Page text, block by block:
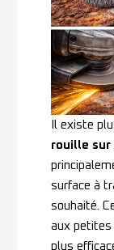
Il existe
rouille sur
surface à
souhaité.
aux petites
plus